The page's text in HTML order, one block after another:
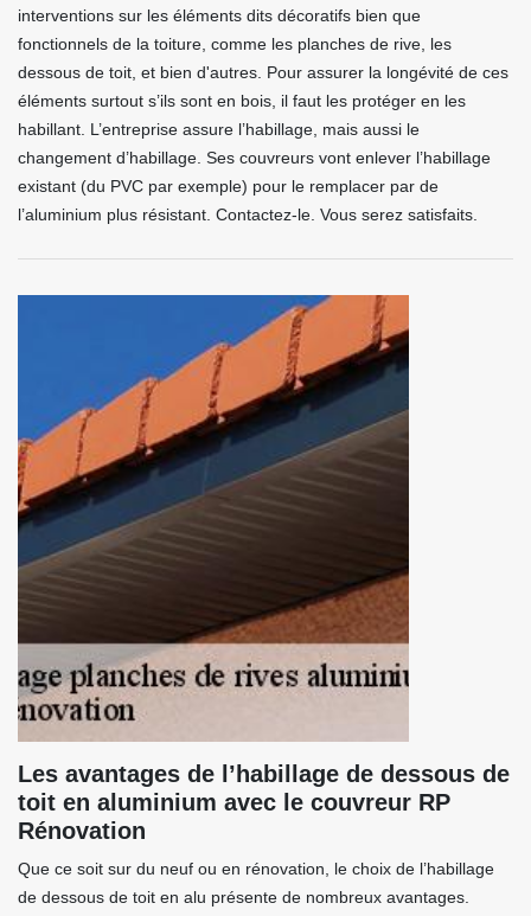
interventions sur les éléments dits décoratifs bien que
fonctionnels de la toiture, comme les planches de rive, les
dessous de toit, et bien d'autres. Pour assurer la longévité de ces
éléments surtout s’ils sont en bois, il faut les protéger en les
habillant. L’entreprise assure l’habillage, mais aussi le
changement d’habillage. Ses couvreurs vont enlever l’habillage
existant (du PVC par exemple) pour le remplacer par de
l’aluminium plus résistant. Contactez-le. Vous serez satisfaits.
Les avantages de l’habillage de dessous de
toit en aluminium avec le couvreur RP
Rénovation
Que ce soit sur du neuf ou en rénovation, le choix de l’habillage
de dessous de toit en alu présente de nombreux avantages.